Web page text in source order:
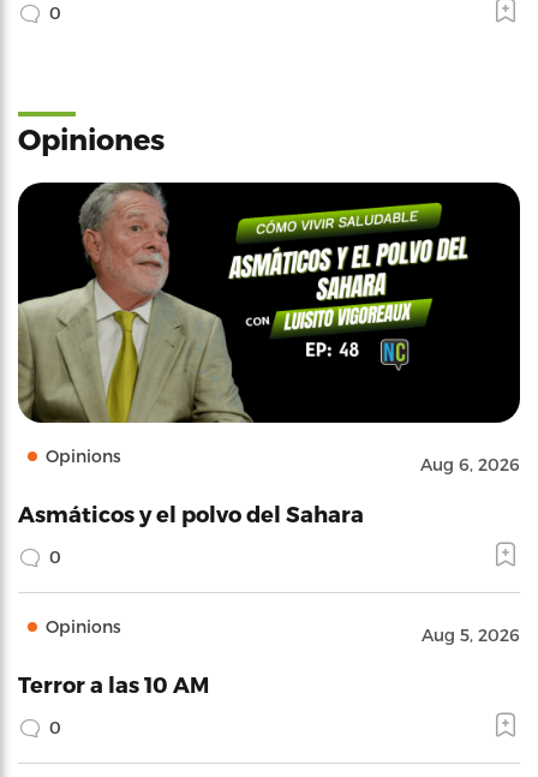
0
Opiniones
Opinions Aug 6, 2026
Asmáticos y el polvo del Sahara
0
Opinions Aug 5, 2026
Terror a las 10 AM
0